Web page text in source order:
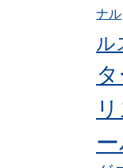
ナル
ル